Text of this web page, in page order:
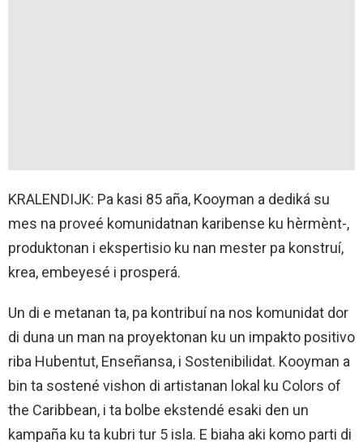
KRALENDIJK: Pa kasi 85 aña, Kooyman a dediká su
mes na proveé komunidatnan karibense ku hèrmènt-,
produktonan i ekspertisio ku nan mester pa konstruí,
krea, embeyesé i prosperá.
Un di e metanan ta, pa kontribuí na nos komunidat dor
di duna un man na proyektonan ku un impakto positivo
riba Hubentut, Enseñansa, i Sostenibilidat. Kooyman a
bin ta sostené vishon di artistanan lokal ku Colors of
the Caribbean, i ta bolbe ekstendé esaki den un
kampaña ku ta kubri tur 5 isla. E biaha aki komo parti di